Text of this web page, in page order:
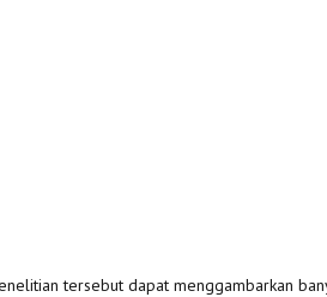
tersebut dapat menggambarkan